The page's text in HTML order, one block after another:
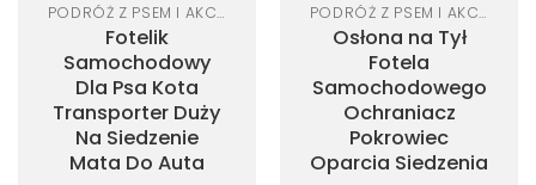
PODRÓŻ Z PSEM I AKCESORIA SAMOCHODOWE
Fotelik
Samochodowy
Dla Psa Kota
Transporter Duży
Na Siedzenie
Mata Do Auta
PODRÓŻ Z PSEM I AKCESORIA SAMOCHODOWE
Osłona na Tył
Fotela
Samochodowego
Ochraniacz
Pokrowiec
Oparcia Siedzenia